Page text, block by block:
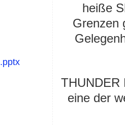
heiße
Grenzen
THUNDER
eine der